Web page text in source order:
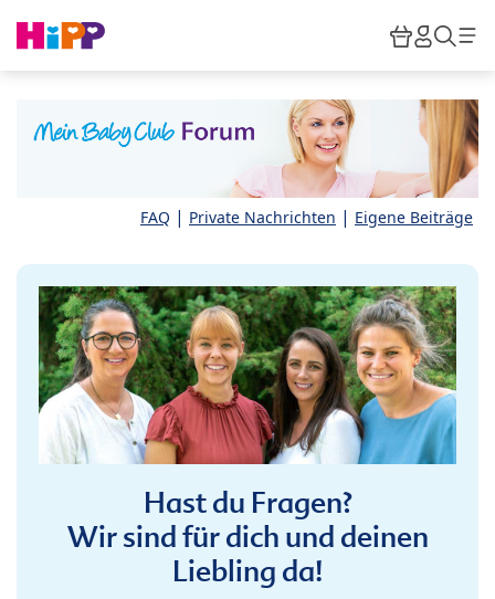
HiPP
FAQ | Private Nachrichten | Eigene Beiträge
Hast du Fragen?
Wir sind für dich und deinen
Liebling da!